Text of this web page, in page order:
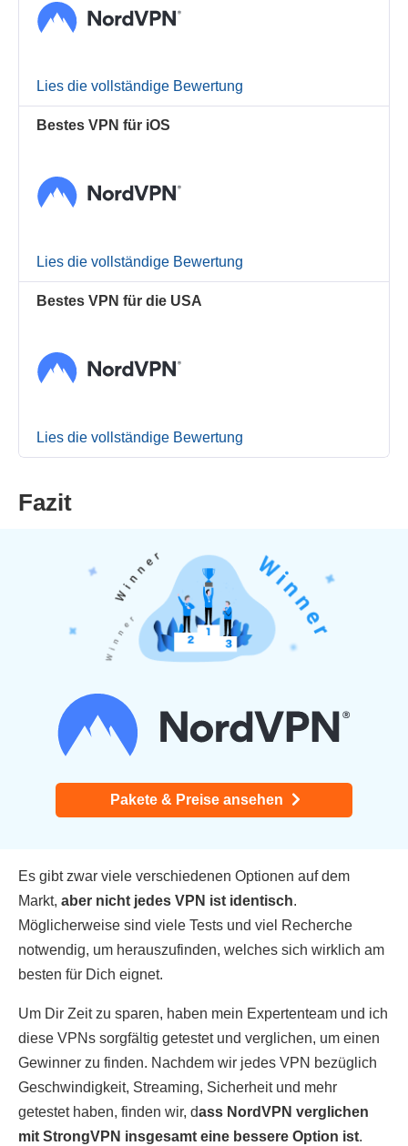
Lies die vollständige Bewertung
Bestes VPN für iOS
Lies die vollständige Bewertung
Bestes VPN für die USA
Lies die vollständige Bewertung
Fazit
Pakete & Preise ansehen
Es gibt zwar viele verschiedenen Optionen auf dem
Markt, aber nicht jedes VPN ist identisch.
Möglicherweise sind viele Tests und viel Recherche
notwendig, um herauszufinden, welches sich wirklich am
besten für Dich eignet.
Um Dir Zeit zu sparen, haben mein Expertenteam und ich
diese VPNs sorgfältig getestet und verglichen, um einen
Gewinner zu finden. Nachdem wir jedes VPN bezüglich
Geschwindigkeit, Streaming, Sicherheit und mehr
getestet haben, finden wir, dass NordVPN verglichen
mit StrongVPN insgesamt eine bessere Option ist.